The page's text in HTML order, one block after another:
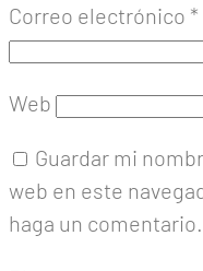
Correo electrónico *
Web
Guardar mi
web en este
haga un comentario.